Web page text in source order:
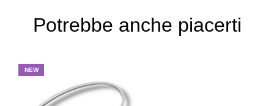
Potrebbe anche piacerti
NEW